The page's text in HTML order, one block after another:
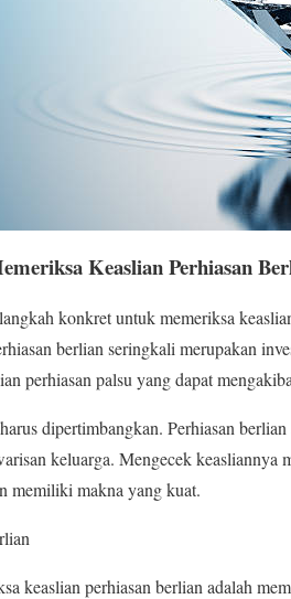
Keaslian Perhiasan
konkret untuk memeriksa
berlian seringkali merupakan
perhiasan palsu yang dapat
dipertimbangkan. Perhiasan
keluarga. Mengecek keasliannya
memiliki makna yang kuat.
keaslian perhiasan berlian adalah